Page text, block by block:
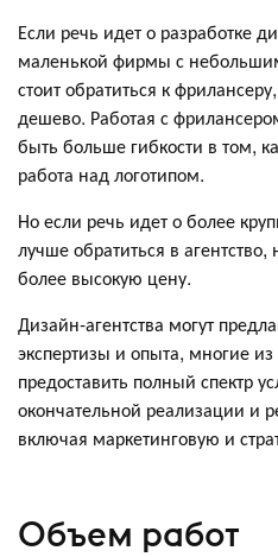
Если речь идет о разработке
маленькой фирмы с
стоит обратиться к
дешево. Работая с
быть больше гибкости в том,
работа над логотипом.
Но если речь идет о более
лучше обратиться в
более высокую цену.
Дизайн-агентства могут
экспертизы и опыта, многие
предоставить полный спектр
окончательной реализации и
включая маркетинговую и
Объем работ